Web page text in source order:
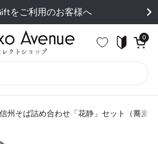
をご利用のお客様へ
カートを開
0
信州そば詰め合わせ「花静」セット（蕎麦